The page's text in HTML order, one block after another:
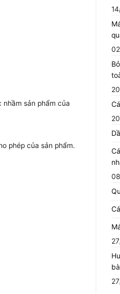
sản phẩm của
phép của sản phẩm.